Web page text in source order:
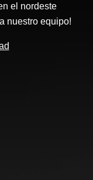
el nordeste
nuestro equipo!